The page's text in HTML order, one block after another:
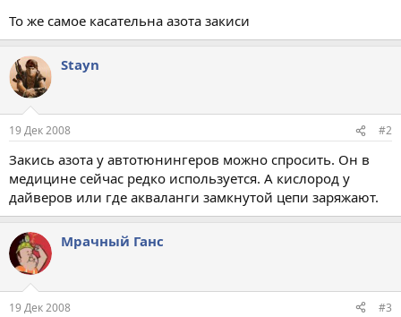
То же самое касательна азота закиси
Stayn
19 Дек 2008 #2
Закись азота у автотюнингеров можно спросить. Он в
медицине сейчас редко используется. А кислород у
дайверов или где акваланги замкнутой цепи заряжают.
Мрачный Ганс
19 Дек 2008 #3